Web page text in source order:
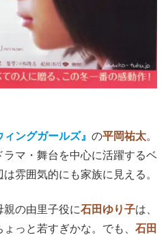
ィングガールズ』 の平岡祐太。
ラマ・舞台を中心に活躍するベ
は雰囲気的にも家族に見える。
の由里子役に石田ゆり子は、
っと若すぎかな。でも、 石田